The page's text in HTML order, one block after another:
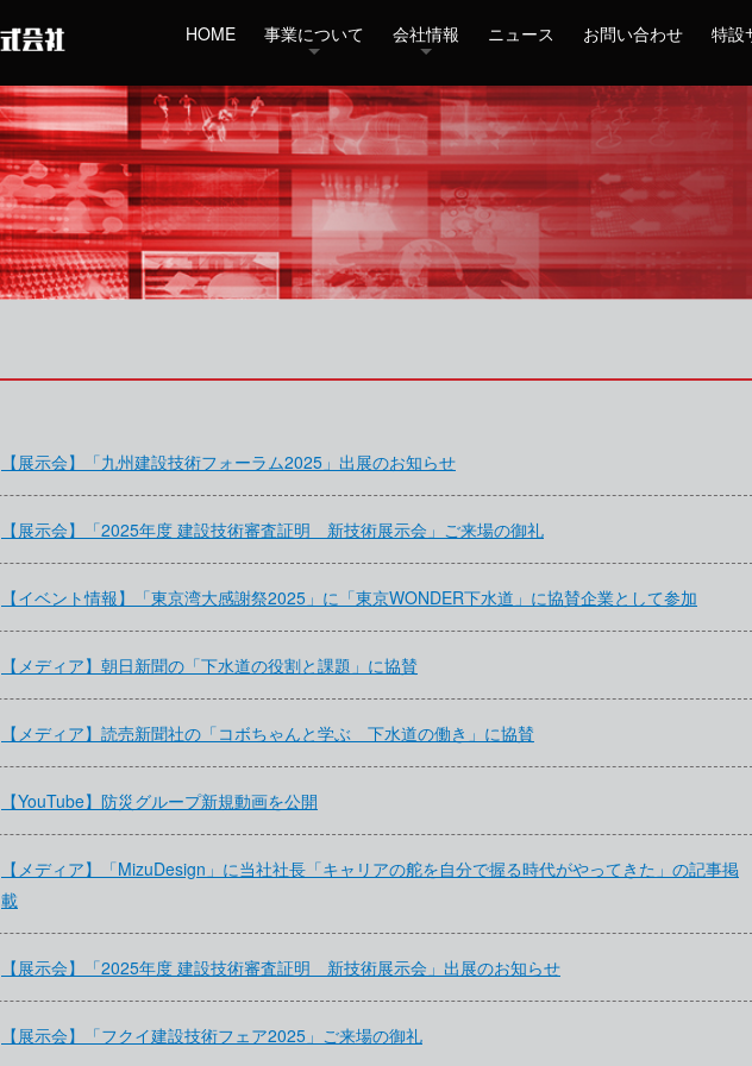
HOME 事業について 会社情報 ニュース お問い合わせ 特設
【展示会】「九州建設技術フォーラム2025」出展のお知らせ
【展示会】「2025年度 建設技術審査証明 新技術展示会」ご来場の御礼
【イベント情報】「東京湾大感謝祭2025」に「東京WONDER下水道」に協賛企業として参加
【メディア】朝日新聞の「下水道の役割と課題」に協賛
【メディア】読売新聞社の「コボちゃんと学ぶ 下水道の働き」に協賛
【YouTube】防災グループ新規動画を公開
【メディア】「MizuDesign」に当社社長「キャリアの舵を自分で握る時代がやってきた」の記事掲
載
【展示会】「2025年度 建設技術審査証明 新技術展示会」出展のお知らせ
【展示会】「フクイ建設技術フェア2025」ご来場の御礼